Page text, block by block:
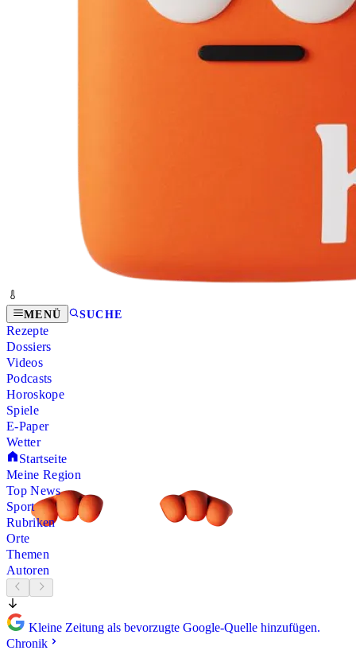
MENÜ SUCHE
Rezepte
Dossiers
Videos
Podcasts
Horoskope
Spiele
E-Paper
Wetter
Startseite
Meine Region
Top News
Sport
Rubriken
Orte
Themen
Autoren
Kleine Zeitung als bevorzugte Google-Quelle hinzufügen.
Chronik